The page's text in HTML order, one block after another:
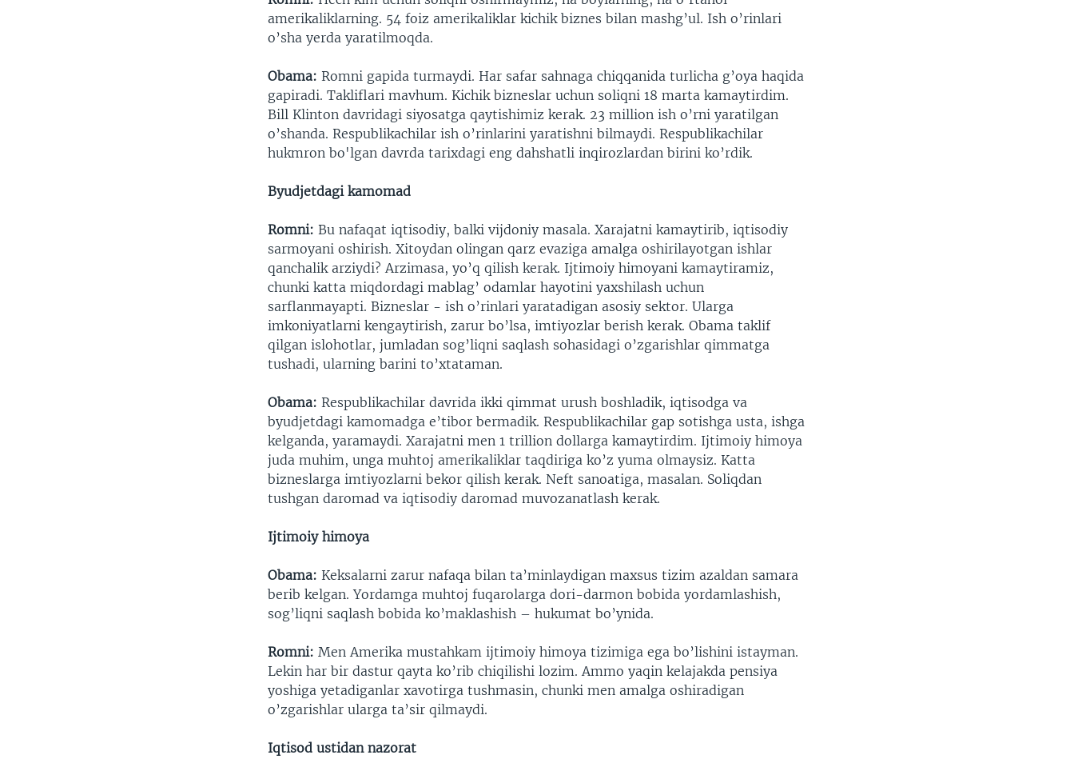
amerikaliklarning. 54 foiz amerikaliklar kichik biznes bilan mashg’ul. Ish o’rinlari
o’sha yerda yaratilmoqda.
Obama: Romni gapida turmaydi. Har safar sahnaga chiqqanida turlicha g’oya haqida
gapiradi. Takliflari mavhum. Kichik bizneslar uchun soliqni 18 marta kamaytirdim.
Bill Klinton davridagi siyosatga qaytishimiz kerak. 23 million ish o’rni yaratilgan
o’shanda. Respublikachilar ish o’rinlarini yaratishni bilmaydi. Respublikachilar
hukmron bo'lgan davrda tarixdagi eng dahshatli inqirozlardan birini ko’rdik.
Byudjetdagi kamomad
Romni: Bu nafaqat iqtisodiy, balki vijdoniy masala. Xarajatni kamaytirib, iqtisodiy
sarmoyani oshirish. Xitoydan olingan qarz evaziga amalga oshirilayotgan ishlar
qanchalik arziydi? Arzimasa, yo’q qilish kerak. Ijtimoiy himoyani kamaytiramiz,
chunki katta miqdordagi mablag’ odamlar hayotini yaxshilash uchun
sarflanmayapti. Bizneslar - ish o’rinlari yaratadigan asosiy sektor. Ularga
imkoniyatlarni kengaytirish, zarur bo’lsa, imtiyozlar berish kerak. Obama taklif
qilgan islohotlar, jumladan sog’liqni saqlash sohasidagi o’zgarishlar qimmatga
tushadi, ularning barini to’xtataman.
Obama: Respublikachilar davrida ikki qimmat urush boshladik, iqtisodga va
byudjetdagi kamomadga e’tibor bermadik. Respublikachilar gap sotishga usta, ishga
kelganda, yaramaydi. Xarajatni men 1 trillion dollarga kamaytirdim. Ijtimoiy himoya
juda muhim, unga muhtoj amerikaliklar taqdiriga ko’z yuma olmaysiz. Katta
bizneslarga imtiyozlarni bekor qilish kerak. Neft sanoatiga, masalan. Soliqdan
tushgan daromad va iqtisodiy daromad muvozanatlash kerak.
Ijtimoiy himoya
Obama: Keksalarni zarur nafaqa bilan ta’minlaydigan maxsus tizim azaldan samara
berib kelgan. Yordamga muhtoj fuqarolarga dori-darmon bobida yordamlashish,
sog’liqni saqlash bobida ko’maklashish – hukumat bo’ynida.
Romni: Men Amerika mustahkam ijtimoiy himoya tizimiga ega bo’lishini istayman.
Lekin har bir dastur qayta ko’rib chiqilishi lozim. Ammo yaqin kelajakda pensiya
yoshiga yetadiganlar xavotirga tushmasin, chunki men amalga oshiradigan
o’zgarishlar ularga ta’sir qilmaydi.
Iqtisod ustidan nazorat